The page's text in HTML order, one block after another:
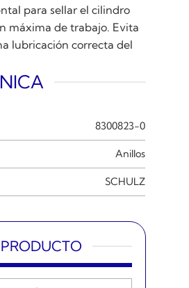
para sellar el cilindro
máxima de trabajo. Evita
lubricación correcta del
8300823-0
Anillos
SCHULZ